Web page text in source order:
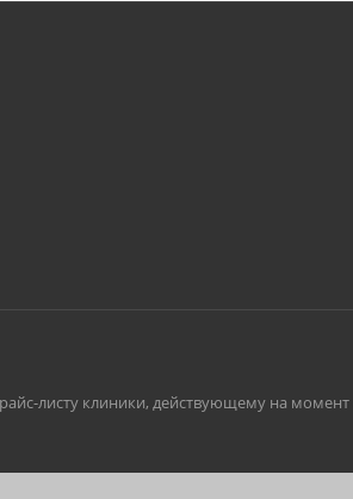
листу клиники, действующему на